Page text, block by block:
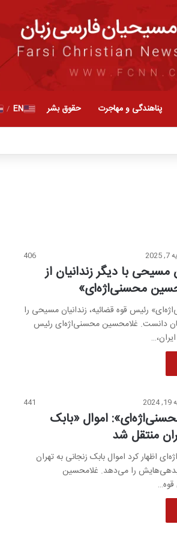
پناهندگی و مهاجرت حقوق بشر EN
/
406
مسیحی با دیگر زندانیان از
محسنی‌اژه‌ای»
رئیس قوه قضائیه، زندانیان مسیحی را
دانست. غلامحسین محسنی‌اژه‌ای رئیس
441
اموال «بابک
منتقل شد
اظهار کرد اموال بابک زنجانی به تهران
را می‌دهد. غلامحسین